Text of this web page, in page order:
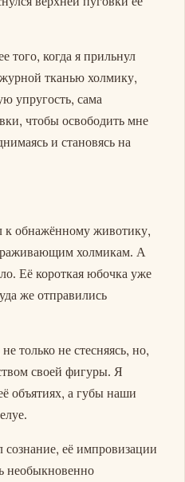
того, когда я прильнул
тканью холмику,
упругость, сама
чтобы освободить мне
и становясь на
к обнажённому животику,
холмикам. А
Её короткая юбочка уже
же отправились
только не стесняясь, но,
своей фигуры. Я
объятиях, а губы наши
её импровизации
необыкновенно